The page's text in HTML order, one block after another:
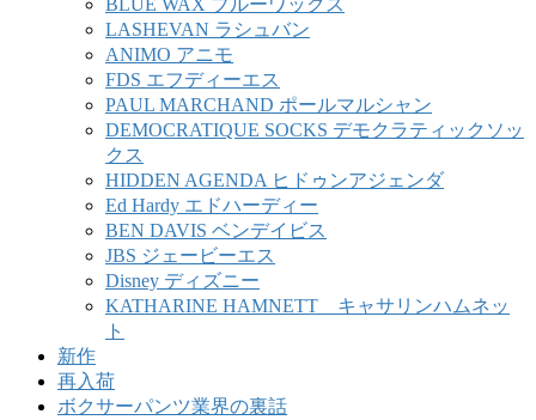
BLUE WAX ブルーワックス
LASHEVAN ラシュバン
ANIMO アニモ
FDS エフディーエス
PAUL MARCHAND ポールマルシャン
DEMOCRATIQUE SOCKS デモクラティックソッ
クス
HIDDEN AGENDA ヒドゥンアジェンダ
Ed Hardy エドハーディー
BEN DAVIS ベンデイビス
JBS ジェービーエス
Disney ディズニー
KATHARINE HAMNETT キャサリンハムネッ
ト
新作
再入荷
ボクサーパンツ業界の裏話